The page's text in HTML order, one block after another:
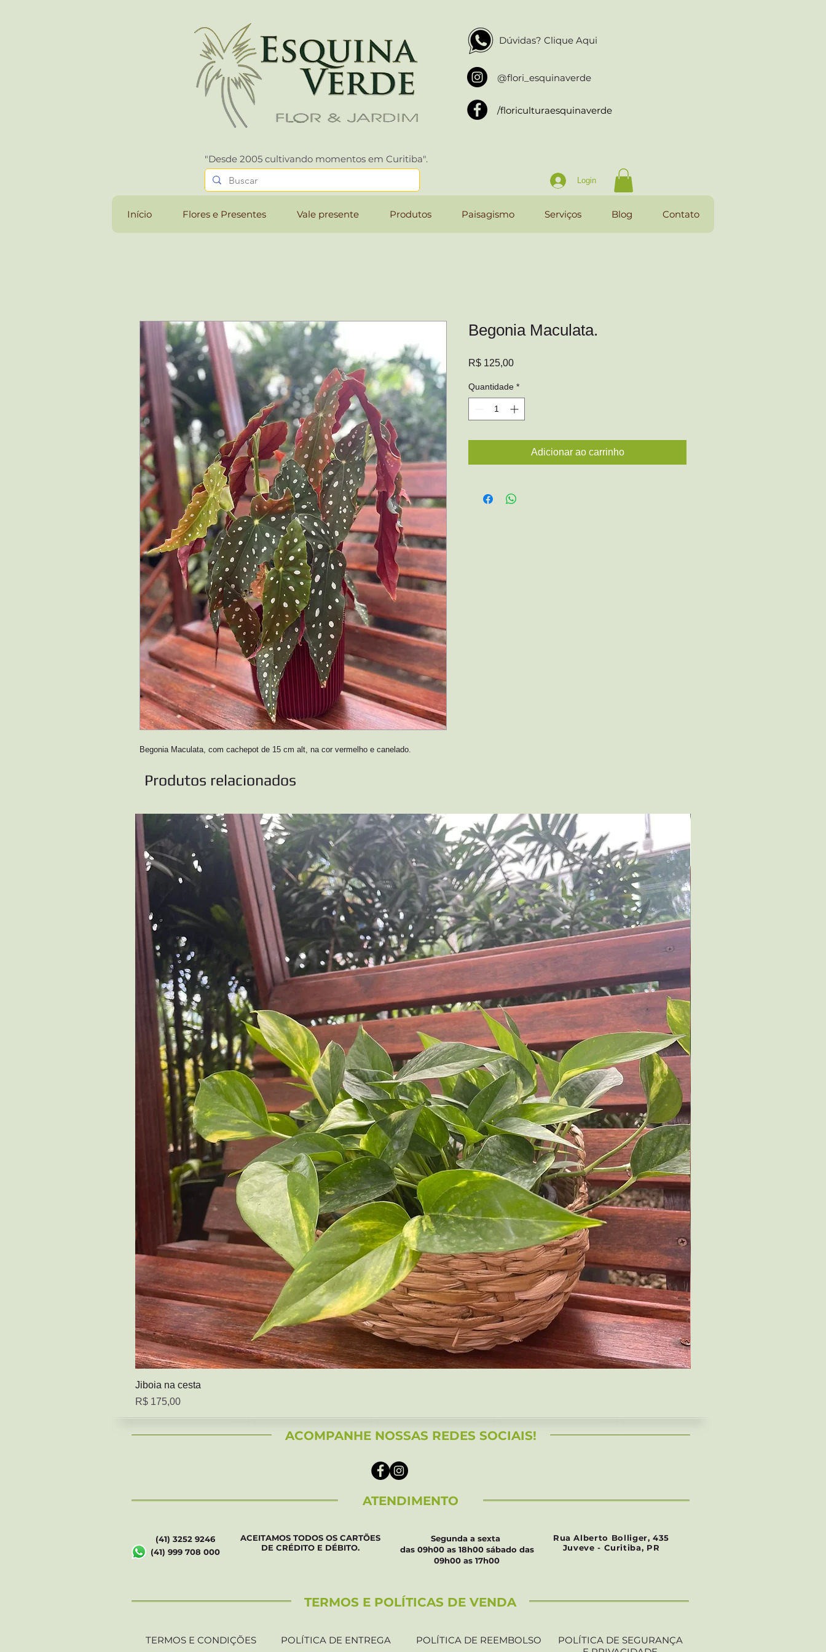
Dúvidas? Clique Aqui
@flori_esquinaverde
/floriculturaesquinaverde
"Desde 2005 cultivando momentos em Curitiba".
Login
Início Flores e Presentes Vale presente Produtos Paisagismo Serviços Blog Contato
Begonia Maculata, com cachepot de 15 cm alt, na cor vermelho e canelado.
Begonia Maculata.
R$ 125,00Preço
Quantidade *
Adicionar ao carrinho
Produtos relacionados
Jiboia na cesta
Preço
R$ 175,00
ACOMPANHE NOSSAS REDES SOCIAIS!
ATENDIMENTO
(41) 3252 9246
(41) 999 708 000
ACEITAMOS TODOS OS CARTÕES
DE CRÉDITO E DÉBITO.
Segunda a sexta
das 09h00 as 18h00 sábado das
09h00 as 17h00
Rua Alberto Bolliger, 435
Juveve - Curitiba, PR
TERMOS E POLÍTICAS DE VENDA
TERMOS E CONDIÇÕES POLÍTICA DE ENTREGA POLÍTICA DE REEMBOLSO
POLÍTICA DE SEGURANÇA